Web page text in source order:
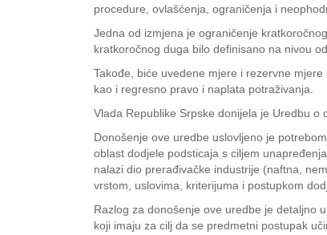
procedure, ovlašćenja, ograničenja i
Jedna od izmjena je ograničenje
kratkoročnog duga bilo definisano na nivou
Takođe, biće uvedene mjere i rezervne
kao i regresno pravo i naplata potraživanja.
Vlada Republike Srpske donijela je Uredbu o
Donošenje ove uredbe uslovljeno je
oblast dodjele podsticaja s ciljem
nalazi dio prerađivačke industrije (naftna,
vrstom, uslovima, kriterijuma i postupkom
Razlog za donošenje ove uredbe je detaljno
koji imaju za cilj da se predmetni postupak